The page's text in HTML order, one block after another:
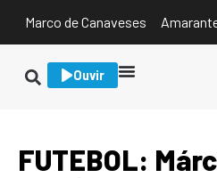
Marco de Canaveses
Ouvir
FUTEBOL: